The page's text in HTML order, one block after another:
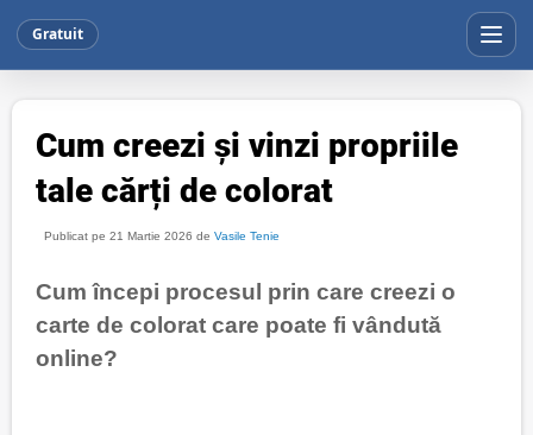
Gratuit
Cum creezi și vinzi propriile
tale cărți de colorat
Publicat pe 21 Martie 2026 de Vasile Tenie
Cum începi procesul prin care creezi o
carte de colorat care poate fi vândută
online?